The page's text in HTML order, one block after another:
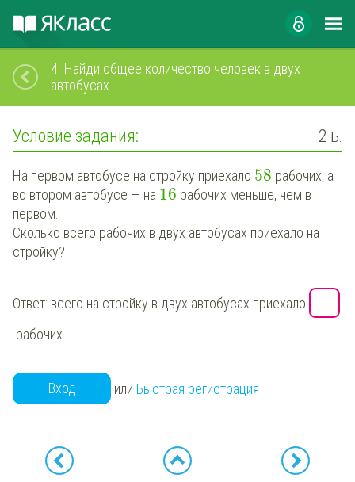
4. Найди общее количество человек в двух
автобусах
Условие задания: 2 Б.
На первом автобусе на стройку приехало 58 рабочих, а
во втором автобусе — на 16 рабочих меньше, чем в
первом.
Сколько всего рабочих в двух автобусах приехало на
стройку?
Ответ: всего на стройку в двух автобусах приехало
рабочих.
Вход или Быстрая регистрация